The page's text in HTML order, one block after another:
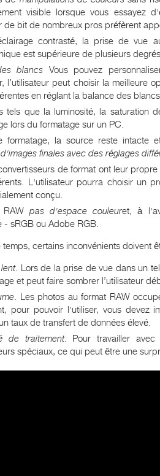
visible lorsque vous essayez
de bit de nombreux pros préfèrent
contrasté, la prise de vue
est supérieure de plusieurs
blancs Vous pouvez
l’utilisateur peut choisir la
en réglant la balance des
tels que la luminosité, la saturation
lors du formatage sur un PC.
formatage, la source reste intacte
finales avec des réglages
de format ont leur
L'utilisateur pourra choisir un
conçu.
RAWpas d'espace couleuret, à
- sRGB ou Adobe RGB.
temps, certains inconvénients doivent
. Lors de la prise de vue dans un
et peut faire sombrer l’utilisateur
. Les photos au format RAW
pour pouvoir l'utiliser, vous devez
taux de transfert de données élevé.
de traitement. Pour travailler
spéciaux, ce qui peut être une